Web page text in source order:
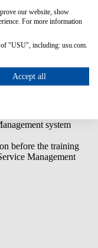
via the generic
asynchronous
Service
system
before the training
Management
our website, show
For more information
"USU", including: usu.com.
Accept all